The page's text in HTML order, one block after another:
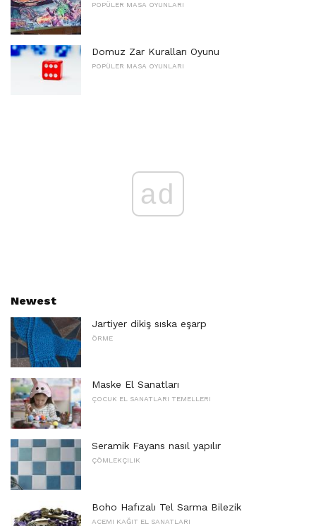
POPÜLER MASA OYUNLARI
Domuz Zar Kuralları Oyunu
POPÜLER MASA OYUNLARI
ad
Newest
Jartiyer dikiş sıska eşarp
ÖRME
Maske El Sanatları
ÇOCUK EL SANATLARI TEMELLERI
Seramik Fayans nasıl yapılır
ÇÖMLEKÇILIK
Boho Hafızalı Tel Sarma Bilezik
ACEMI KAĞIT EL SANATLARI